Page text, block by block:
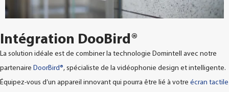
Intégration DooBird®
La solution idéale est de combiner la technologie Domintell avec notre
partenaire DoorBird®, spécialiste de la vidéophonie design et intelligente.
Équipez-vous d’un appareil innovant qui pourra être lié à votre écran tactile